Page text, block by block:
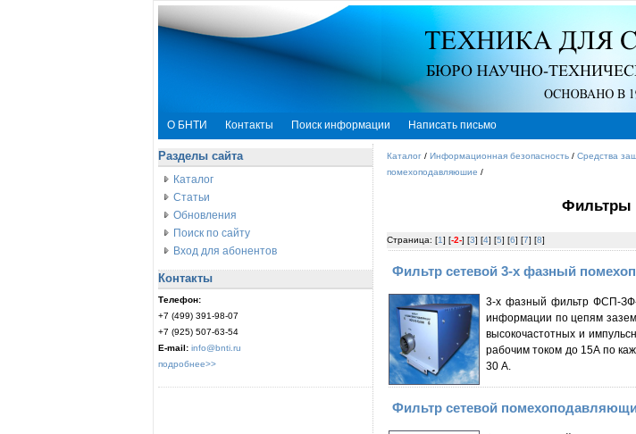
О БНТИ Контакты Поиск информации Написать письмо
Разделы сайта
Каталог
Статьи
Обновления
Поиск по сайту
Вход для абонентов
Контакты
Телефон:
+7 (499) 391-98-07
+7 (925) 507-63-54
E-mail: info@bnti.ru
подробнее>>
Каталог / Информационная безопасность / Средства
помехоподавляюшие /
Фильтры
Страница: [1] [-2-] [3] [4] [5] [6] [7] [8]
Фильтр сетевой 3-х фазный
3-х фазный фильтр ФСП-ЗФ-
информации по цепям
высокочастотных и
рабочим током до 15А по
30 А.
Фильтр сетевой